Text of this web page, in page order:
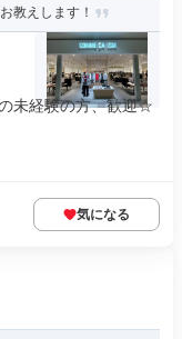
教えします！
未経験の方、歓迎☆
気になる